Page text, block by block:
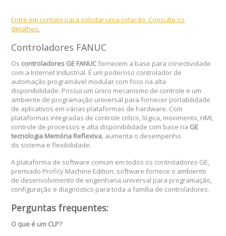
Entre em contato para solicitar uma cotação. Consulte os
detalhes.
Controladores FANUC
Os controladores GE FANUCfornecem a base para conectividade
com a Internet Industrial. É um poderoso controlador de
automação programável modular com foco na alta
disponibilidade. Possui um único mecanismo de controle e um
ambiente de programação universal para fornecer portabilidade
de aplicativos em várias plataformas de hardware. Com
plataformas integradas de controle crítico, lógica, movimento, HMI,
controle de processos e alta disponibilidade com base na GE
tecnologia Memória Reflexiva, aumenta o desempenho
do sistema e flexibilidade.
A plataforma de software comum em todos os controladores GE,
premiado Proficy Machine Edition, software fornece o ambiente
de desenvolvimento de engenharia universal para programação,
configuração e diagnóstico para toda a família de controladores.
Perguntas frequentes:
O que é um CLP?